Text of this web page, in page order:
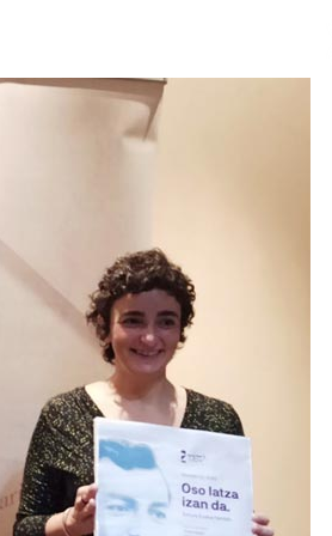
Larunbatean Plentziako Itsas
Martxa ospatuko da
2026/07/03